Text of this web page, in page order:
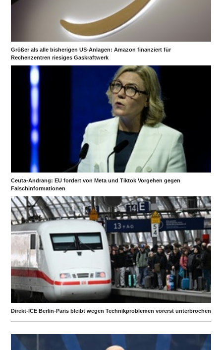
Größer als alle bisherigen US-Anlagen: Amazon finanziert für
Rechenzentren riesiges Gaskraftwerk
Ceuta-Andrang: EU fordert von Meta und Tiktok Vorgehen gegen
Falschinformationen
Direkt-ICE Berlin-Paris bleibt wegen Technikproblemen vorerst unterbrochen